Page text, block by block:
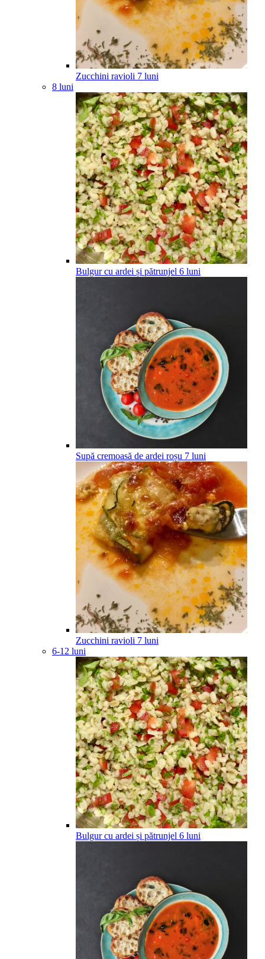
Zucchini ravioli 7 luni
8 luni
Bulgur cu ardei și pătrunjel 6 luni
Supă cremoasă de ardei roșu 7 luni
Zucchini ravioli 7 luni
6-12 luni
Bulgur cu ardei și pătrunjel 6 luni